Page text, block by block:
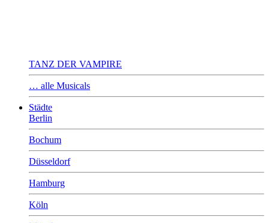
TANZ DER VAMPIRE
… alle Musicals
Städte
Berlin
Bochum
Düsseldorf
Hamburg
Köln